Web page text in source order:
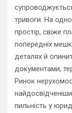
тривоги. На
простір, свіже
попередніх
деталях й
документами,
Ринок
пильність у